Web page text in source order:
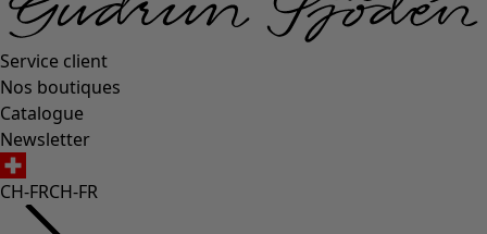
Service client
Nos boutiques
Catalogue
Newsletter
CH-FRCH-FR